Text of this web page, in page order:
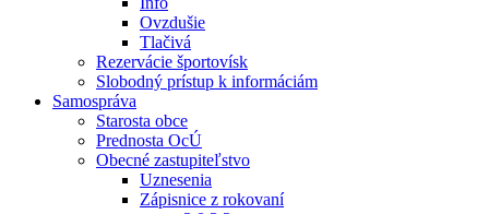
Ovzdušie
Tlačivá
Rezervácie športovísk
Slobodný prístup k informáciám
Samospráva
Starosta obce
Prednosta OcÚ
Obecné zastupiteľstvo
Uznesenia
Zápisnice z rokovaní